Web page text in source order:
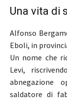
Una vita di
Alfonso
Eboli, in
Un nome che
Levi,
abnegazione
saldatore di